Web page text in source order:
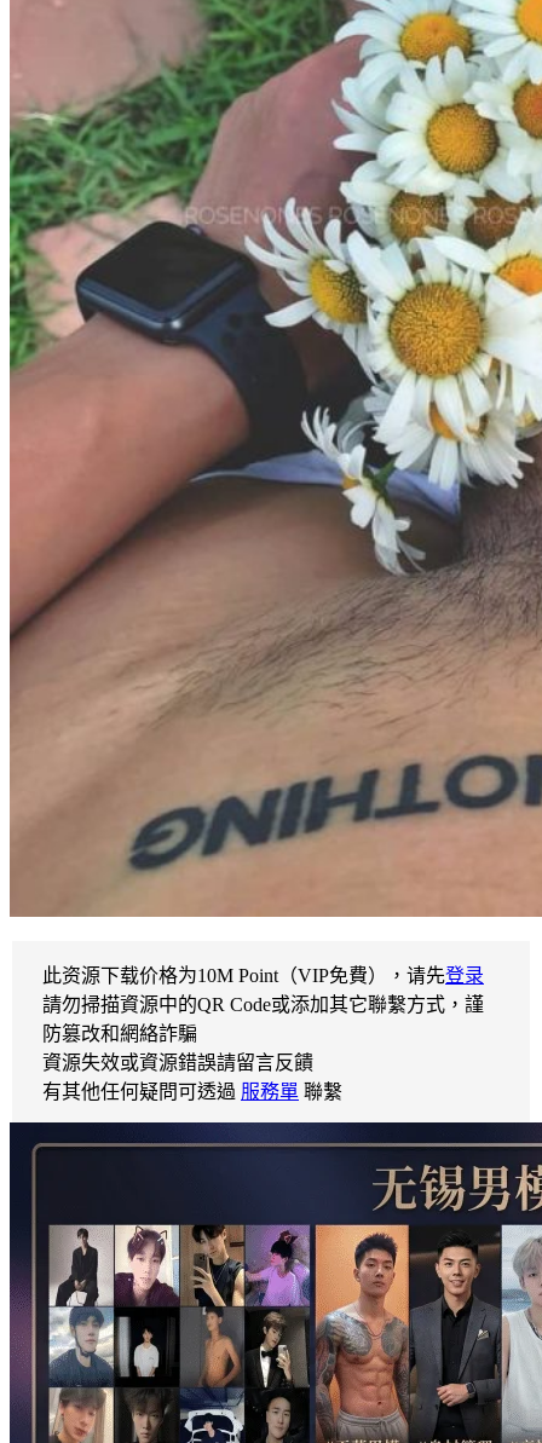
此资源下载价格为10M Point（VIP免費），请先登录
請勿掃描資源中的QR Code或添加其它聯繫方式，謹
防篡改和網絡詐騙
資源失效或資源錯誤請留言反饋
有其他任何疑問可透過 服務單 聯繫